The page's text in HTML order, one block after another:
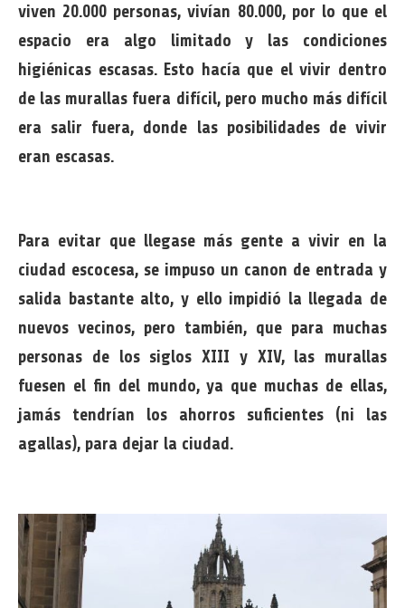
viven 20.000 personas, vivían 80.000, por lo que el
espacio era algo limitado y las condiciones
higiénicas escasas. Esto hacía que el vivir dentro
de las murallas fuera difícil, pero mucho más difícil
era salir fuera, donde las posibilidades de vivir
eran escasas.
Para evitar que llegase más gente a vivir en la
ciudad escocesa, se impuso un canon de entrada y
salida bastante alto, y ello impidió la llegada de
nuevos vecinos, pero también, que para muchas
personas de los siglos XIII y XIV, las murallas
fuesen el fin del mundo, ya que muchas de ellas,
jamás tendrían los ahorros suficientes (ni las
agallas), para dejar la ciudad.